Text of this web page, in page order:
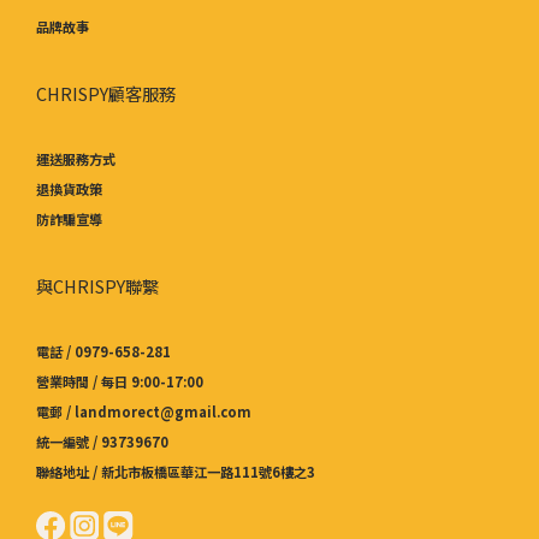
品牌故事
CHRISPY顧客服務
運送服務方式
退換貨政策
防詐騙宣導
與CHRISPY聯繫
電話 / 0979-658-281
營業時間 / 每日 9:00-17:00
電郵 / landmorect@gmail.com
統一編號 / 93739670
聯絡地址 / 新北市板橋區華江一路111號6樓之3